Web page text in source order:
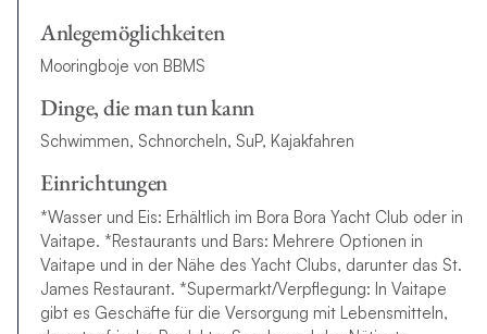
Anlegemöglichkeiten
Mooringboje von BBMS
Dinge, die man tun kann
Schwimmen, Schnorcheln, SuP, Kajakfahren
Einrichtungen
*Wasser und Eis: Erhältlich im Bora Bora Yacht Club oder in
Vaitape. *Restaurants und Bars: Mehrere Optionen in
Vaitape und in der Nähe des Yacht Clubs, darunter das St.
James Restaurant. *Supermarkt/Verpflegung: In Vaitape
gibt es Geschäfte für die Versorgung mit Lebensmitteln,